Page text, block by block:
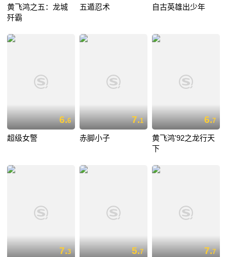
黄飞鸿之五：龙城
歼霸
五遁忍术 自古英雄出少年
6.6
超级女警
7.1
赤脚小子
6.7
黄飞鸿'92之龙行天
下
7.3 5.7 7.7